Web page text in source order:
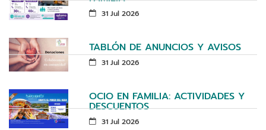
31 Jul 2026
TABLÓN DE ANUNCIOS Y AVISOS
31 Jul 2026
OCIO EN FAMILIA: ACTIVIDADES Y
DESCUENTOS
31 Jul 2026